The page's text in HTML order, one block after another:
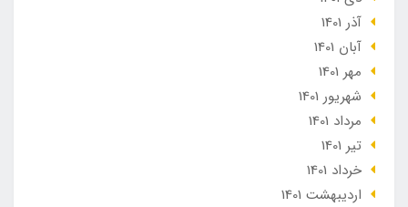
آذر 1401
آبان 1401
مهر 1401
شهریور 1401
مرداد 1401
تير 1401
خرداد 1401
ارديبهشت 1401